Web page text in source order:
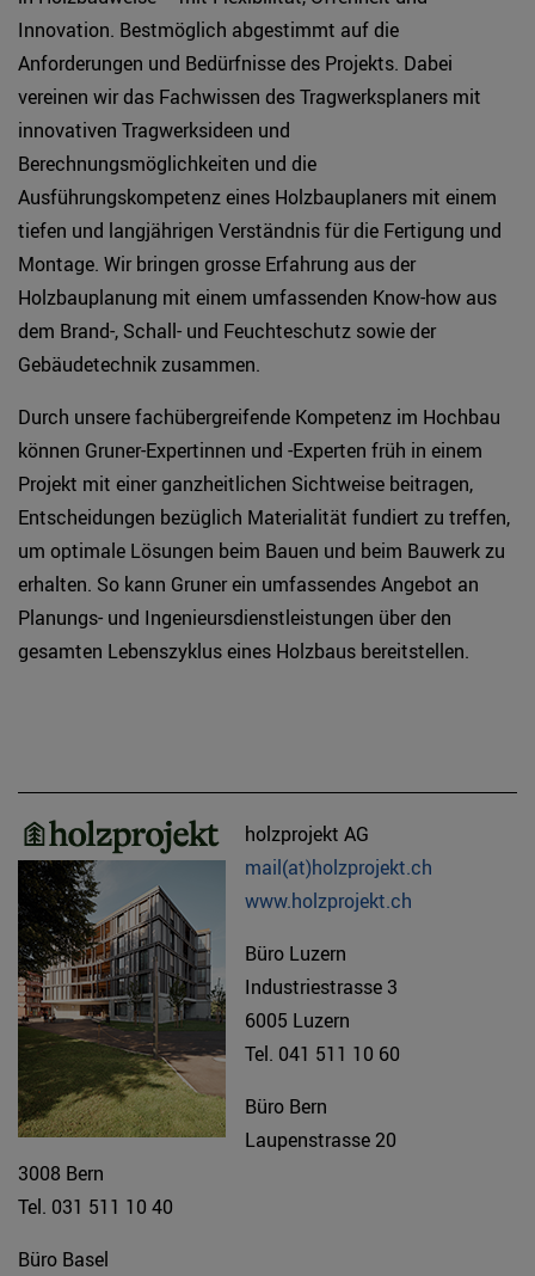
Innovation. Bestmöglich abgestimmt auf die
Anforderungen und Bedürfnisse des Projekts. Dabei
vereinen wir das Fachwissen des Tragwerksplaners mit
innovativen Tragwerksideen und
Berechnungsmöglichkeiten und die
Ausführungskompetenz eines Holzbauplaners mit einem
tiefen und langjährigen Verständnis für die Fertigung und
Montage. Wir bringen grosse Erfahrung aus der
Holzbauplanung mit einem umfassenden Know-how aus
dem Brand-, Schall- und Feuchteschutz sowie der
Gebäudetechnik zusammen.
Durch unsere fachübergreifende Kompetenz im Hochbau
können Gruner-Expertinnen und -Experten früh in einem
Projekt mit einer ganzheitlichen Sichtweise beitragen,
Entscheidungen bezüglich Materialität fundiert zu treffen,
um optimale Lösungen beim Bauen und beim Bauwerk zu
erhalten. So kann Gruner ein umfassendes Angebot an
Planungs- und Ingenieursdienstleistungen über den
gesamten Lebenszyklus eines Holzbaus bereitstellen.
holzprojekt AG
mail(at)holzprojekt.ch
www.holzprojekt.ch
Büro Luzern
Industriestrasse 3
6005 Luzern
Tel. 041 511 10 60
Büro Bern
Laupenstrasse 20
3008 Bern
Tel. 031 511 10 40
Büro Basel